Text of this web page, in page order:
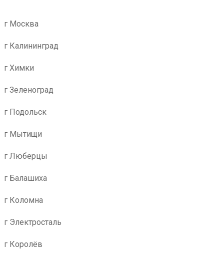
г Москва
г Калининград
г Химки
г Зеленоград
г Подольск
г Мытищи
г Люберцы
г Балашиха
г Коломна
г Электросталь
г Королёв